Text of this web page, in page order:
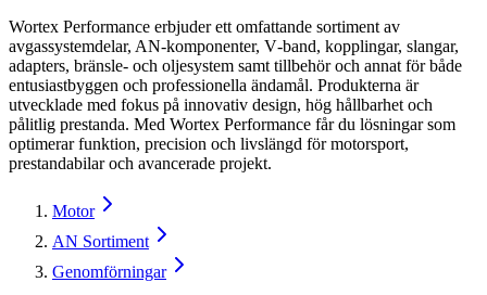
Wortex Performance erbjuder ett omfattande sortiment av
avgassystemdelar, AN-komponenter, V‑band, kopplingar, slangar,
adapters, bränsle- och oljesystem samt tillbehör och annat för både
entusiastbyggen och professionella ändamål. Produkterna är
utvecklade med fokus på innovativ design, hög hållbarhet och
pålitlig prestanda. Med Wortex Performance får du lösningar som
optimerar funktion, precision och livslängd för motorsport,
prestandabilar och avancerade projekt.
Motor
AN Sortiment
Genomförningar